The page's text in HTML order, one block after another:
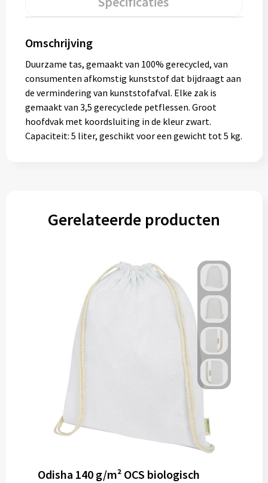
Omschrijving
Duurzame tas, gemaakt van 100% gerecycled, van
consumenten afkomstig kunststof dat bijdraagt aan
de vermindering van kunststofafval. Elke zak is
gemaakt van 3,5 gerecyclede petflessen. Groot
hoofdvak met koordsluiting in de kleur zwart.
Capaciteit: 5 liter, geschikt voor een gewicht tot 5 kg.
Gerelateerde producten
Odisha 140 g/m² OCS biologisch